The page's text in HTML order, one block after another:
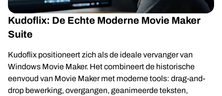
Kudoflix: De Echte Moderne Movie Maker
Suite
Kudoflix positioneert zich als de ideale vervanger van
Windows Movie Maker. Het combineert de historische
eenvoud van Movie Maker met moderne tools: drag-and-
drop bewerking, overgangen, geanimeerde teksten,